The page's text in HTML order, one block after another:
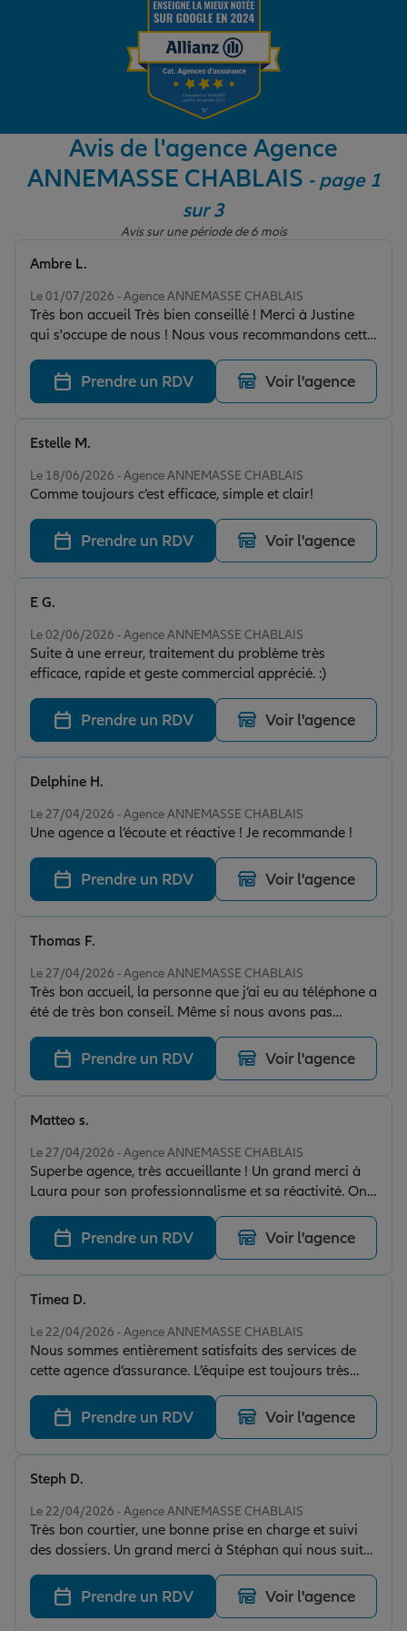
Garantie des accidents de la vie
Protection juridique
Retraite
Tous nos devis d'assurance
Avis de l'agence Agence
ANNEMASSE CHABLAIS - page 1
sur 3
Avis sur une période de 6 mois
Le 01/07/2026 - Agence ANNEMASSE CHABLAIS
Très bon accueil Très bien conseillé ! Merci à Justine
qui s'occupe de nous ! Nous vous recommandons cette
belle personne gentille agréable et très compétente !
Ambre L.
Prendre un RDV Voir l'agence
Le 18/06/2026 - Agence ANNEMASSE CHABLAIS
Comme toujours c’est efficace, simple et clair!
Estelle M.
Prendre un RDV Voir l'agence
Le 02/06/2026 - Agence ANNEMASSE CHABLAIS
Suite à une erreur, traitement du problème très
efficace, rapide et geste commercial apprécié. :)
E G.
Prendre un RDV Voir l'agence
Le 27/04/2026 - Agence ANNEMASSE CHABLAIS
Une agence a l’écoute et réactive ! Je recommande !
Delphine H.
Prendre un RDV Voir l'agence
Le 27/04/2026 - Agence ANNEMASSE CHABLAIS
Très bon accueil, la personne que j’ai eu au téléphone a
été de très bon conseil. Même si nous avons pas
souscris chez vous je vous remercie vraiment de votre
aide !
Thomas F.
Prendre un RDV Voir l'agence
Le 27/04/2026 - Agence ANNEMASSE CHABLAIS
Superbe agence, très accueillante ! Un grand merci à
Laura pour son professionnalisme et sa réactivité. On
se sent vraiment écouté et bien conseillé. Je
recommande vivement l'agence de Thibaud Valette à
Annemasse !
Matteo s.
Prendre un RDV Voir l'agence
Le 22/04/2026 - Agence ANNEMASSE CHABLAIS
Nous sommes entièrement satisfaits des services de
cette agence d’assurance. L’équipe est toujours très
réactive, efficace et à l’écoute. À chaque demande,
nous obtenons des réponses rapides ainsi que des
conseils pertinents et adaptés à notre situation. Ils
savent proposer les meilleures solutions en un temps
record, ce qui est vraiment appréciable. Un grand
merci tout particulièrement à Stéphan, que nous
connaissons personnellement, pour son
professionnalisme, sa disponibilité et sa qualité de
service irréprochable. Il est tout simplement
exceptionnel ! Nous recommandons cette agence sans
hésitation.
Timea D.
Prendre un RDV Voir l'agence
Le 22/04/2026 - Agence ANNEMASSE CHABLAIS
Très bon courtier, une bonne prise en charge et suivi
des dossiers. Un grand merci à Stéphan qui nous suit
depuis plusieurs années et toujours au top. Bravo à
tous et merci encore.
Steph D.
Prendre un RDV Voir l'agence